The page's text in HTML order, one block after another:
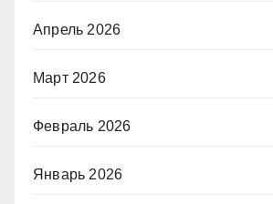
Апрель 2026
Март 2026
Февраль 2026
Январь 2026